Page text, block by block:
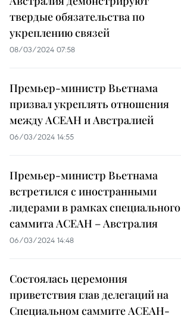
твердые обязательства по
укреплению связей
08/03/2024 07:58
Премьер-министр Вьетнама
призвал укреплять отношения
между АСЕАН и Австралией
06/03/2024 14:55
Премьер-министр Вьетнама
встретился с иностранными
лидерами в рамках специального
саммита АСЕАН – Австралия
06/03/2024 14:48
Состоялась церемония
приветствия глав делегаций на
Специальном саммите АСЕАН-